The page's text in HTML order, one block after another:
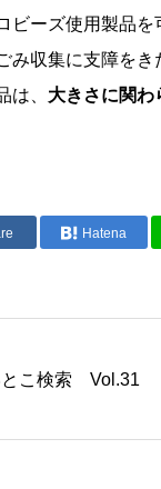
ビーズ使用製品
み収集に支障をき
は、 大きさに関わ
Hatena
とこ検索 Vol.31